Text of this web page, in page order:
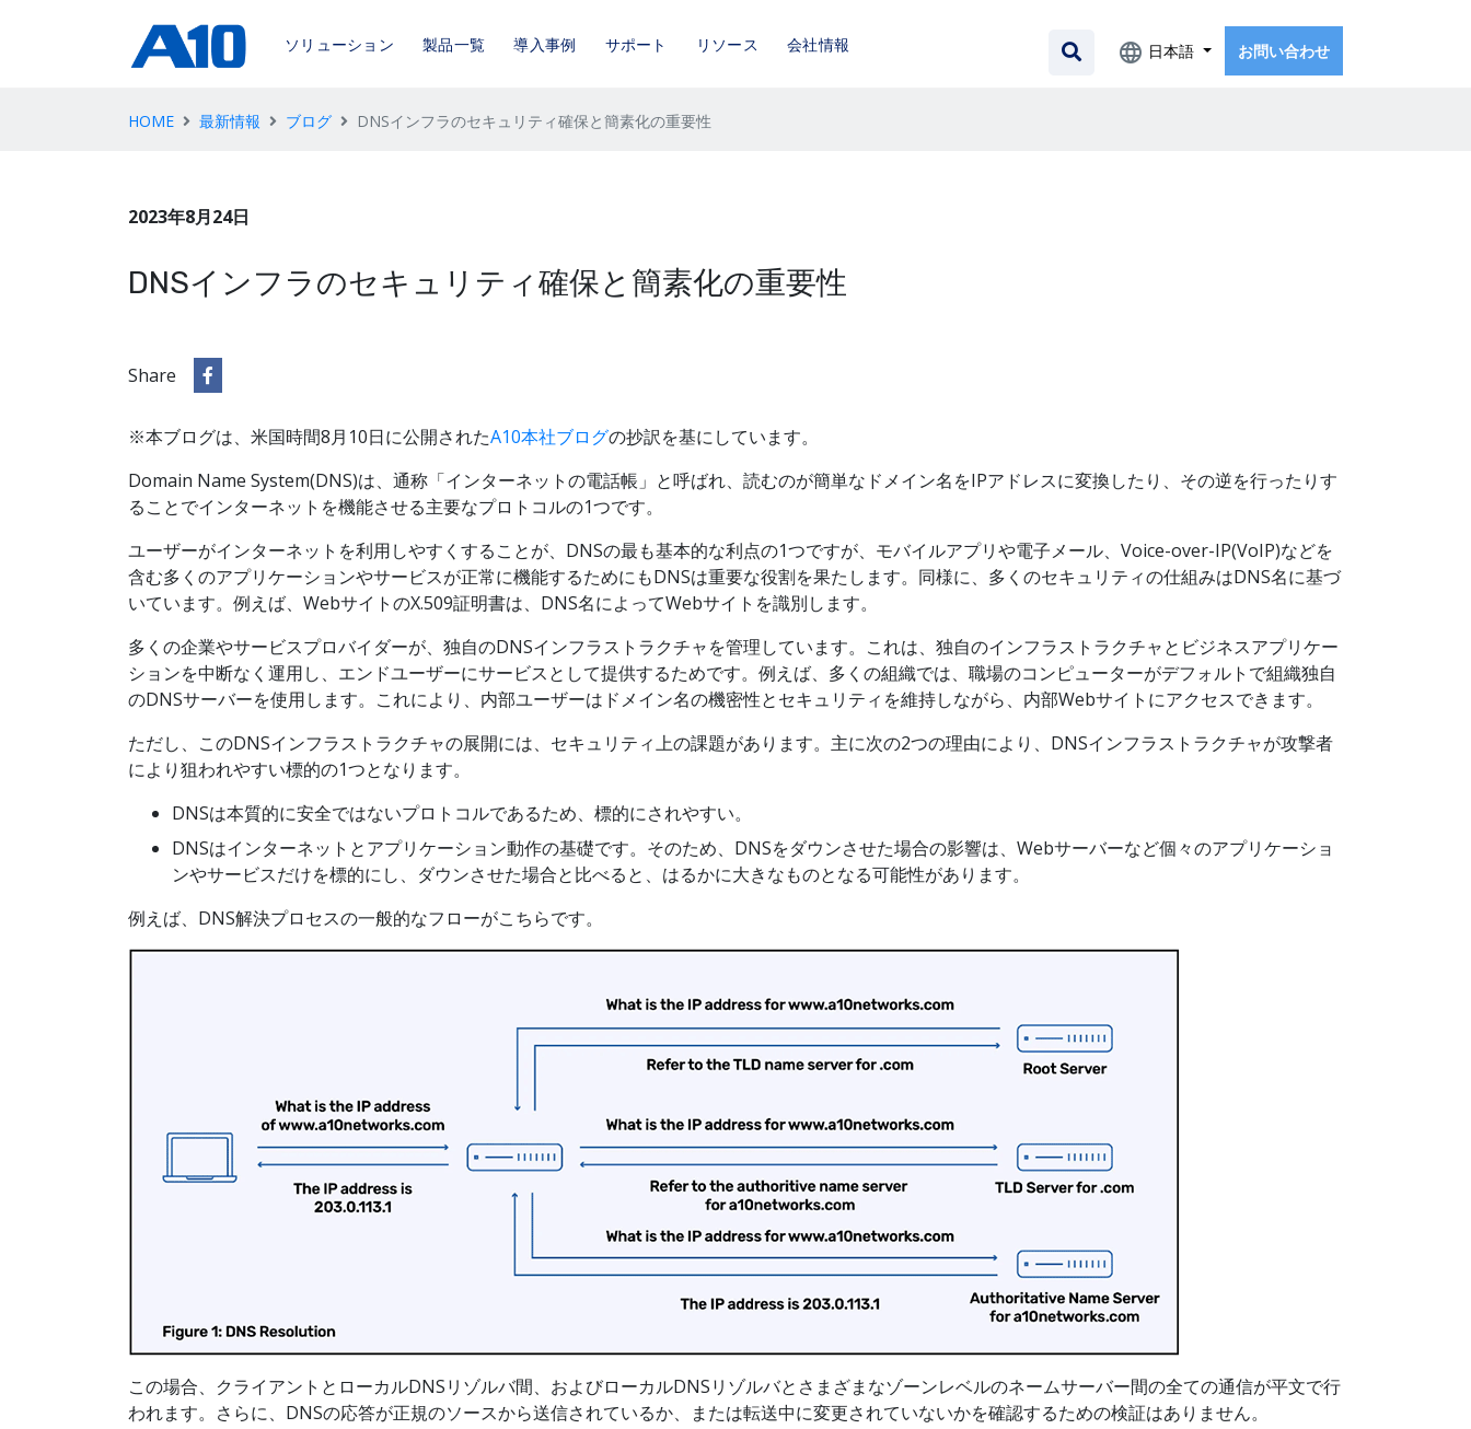
ソリューション 製品一覧 導入事例 サポート リソース 会社情報 日本語 お問い合わせ
HOME 最新情報 ブログ DNSインフラのセキュリティ確保と簡素化の重要性
2023年8月24日
DNSインフラのセキュリティ確保と簡素化の重要性
Share
※本ブログは、米国時間8月10日に公開されたA10本社ブログの抄訳を基にしています。
Domain Name System(DNS)は、通称「インターネットの電話帳」と呼ばれ、読むのが簡単なドメイン名をIPアドレスに変換したり、その逆を行ったりす
ることでインターネットを機能させる主要なプロトコルの1つです。
ユーザーがインターネットを利用しやすくすることが、DNSの最も基本的な利点の1つですが、モバイルアプリや電子メール、Voice-over-IP(VoIP)などを
含む多くのアプリケーションやサービスが正常に機能するためにもDNSは重要な役割を果たします。同様に、多くのセキュリティの仕組みはDNS名に基づ
いています。例えば、WebサイトのX.509証明書は、DNS名によってWebサイトを識別します。
多くの企業やサービスプロバイダーが、独自のDNSインフラストラクチャを管理しています。これは、独自のインフラストラクチャとビジネスアプリケー
ションを中断なく運用し、エンドユーザーにサービスとして提供するためです。例えば、多くの組織では、職場のコンピューターがデフォルトで組織独自
のDNSサーバーを使用します。これにより、内部ユーザーはドメイン名の機密性とセキュリティを維持しながら、内部Webサイトにアクセスできます。
ただし、このDNSインフラストラクチャの展開には、セキュリティ上の課題があります。主に次の2つの理由により、DNSインフラストラクチャが攻撃者
により狙われやすい標的の1つとなります。
DNSは本質的に安全ではないプロトコルであるため、標的にされやすい。
DNSはインターネットとアプリケーション動作の基礎です。そのため、DNSをダウンさせた場合の影響は、Webサーバーなど個々のアプリケーショ
ンやサービスだけを標的にし、ダウンさせた場合と比べると、はるかに大きなものとなる可能性があります。
例えば、DNS解決プロセスの一般的なフローがこちらです。
この場合、クライアントとローカルDNSリゾルバ間、およびローカルDNSリゾルバとさまざまなゾーンレベルのネームサーバー間の全ての通信が平文で行
われます。さらに、DNSの応答が正規のソースから送信されているか、または転送中に変更されていないかを確認するための検証はありません。